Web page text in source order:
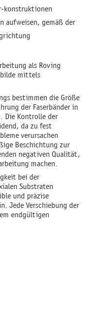
konstruktionen
aufweisen, gemäß der
als Roving
mittels
bestimmen die Größe
der Faserbänder in
Die Kontrolle der
da zu fest
verursachen
Beschichtung zur
negativen Qualität,
machen.
bei der
Substraten
und präzise
Jede Verschiebung der
endgültigen